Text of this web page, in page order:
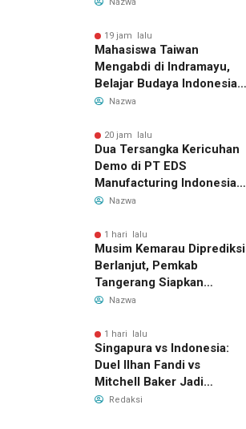
19 jam lalu
Mahasiswa Taiwan
Mengabdi di Indramayu,
Belajar Budaya Indonesia
dan Edukasi Pekerja
Nazwa
20 jam lalu
Dua Tersangka Kericuhan
Demo di PT EDS
Manufacturing Indonesia
Ditahan, Polda Banten
Pengelolaan Limbah
Nazwa
1 hari lalu
Musim Kemarau Diprediksi
Berlanjut, Pemkab
Tangerang Siapkan
Langkah Antisipasi Krisis
Nazwa
1 hari lalu
Singapura vs Indonesia:
Duel Ilhan Fandi vs
Mitchell Baker Jadi
Sorotan di Piala AFF 2026
Redaksi